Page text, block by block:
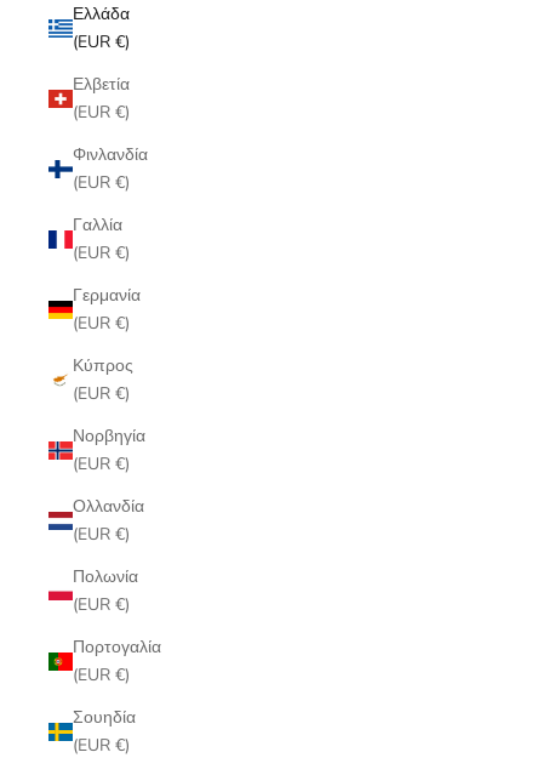
Ελλάδα
(EUR €)
Ελβετία
(EUR €)
Φινλανδία
(EUR €)
Γαλλία
(EUR €)
Γερμανία
(EUR €)
Κύπρος
(EUR €)
Νορβηγία
(EUR €)
Ολλανδία
(EUR €)
Πολωνία
(EUR €)
Πορτογαλία
(EUR €)
Σουηδία
(EUR €)